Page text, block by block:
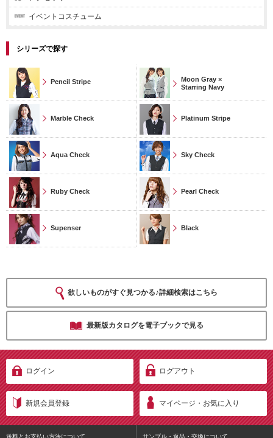
イベントコスチューム
シリーズで探す
Pencil Stripe
Moon Gray ×
Starring Navy
Marble Check Platinum Stripe
Aqua Check Sky Check
Ruby Check Pearl Check
Supenser Black
欲しいものがすぐ見つかる♪詳細検索はこちら
最新版カタログを電子ブックで見る
ログイン ログアウト
新規会員登録 マイページ・お気に入り
送料とお支払い方法について サンプル・返品・交換について